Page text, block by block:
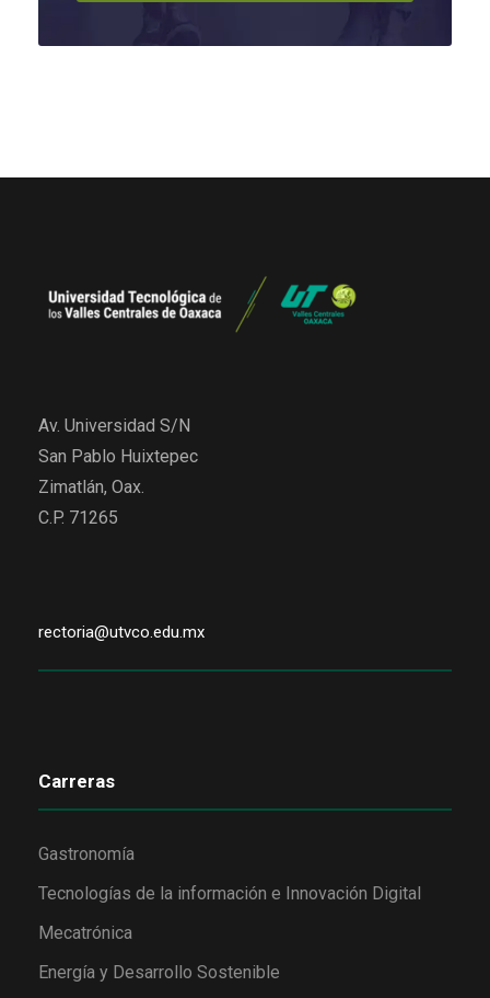
Av. Universidad S/N
San Pablo Huixtepec
Zimatlán, Oax.
C.P. 71265
rectoria@utvco.edu.mx
Carreras
Gastronomía
Tecnologías de la información e Innovación Digital
Mecatrónica
Energía y Desarrollo Sostenible